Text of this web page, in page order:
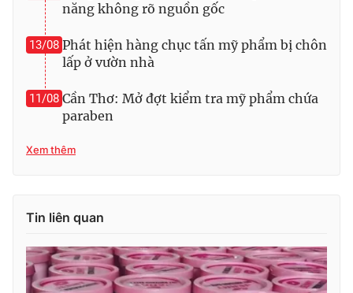
THỜI BÁO VTV
Theo dõi báo trên
Cơ quan báo chí:
Tổng Biên tập:Vũ Thanh Thủy
Nguyễn Trọng Ninh
Tổng đài VTV:024.38 355 931 - 024.38 355 932
năng không rõ nguồn gốc
13/08 Phát hiện hàng chục tấn mỹ phẩm bị chôn
lấp ở vườn nhà
11/08 Cần Thơ: Mở đợt kiểm tra mỹ phẩm chứa
paraben
Xem thêm
Tin liên quan